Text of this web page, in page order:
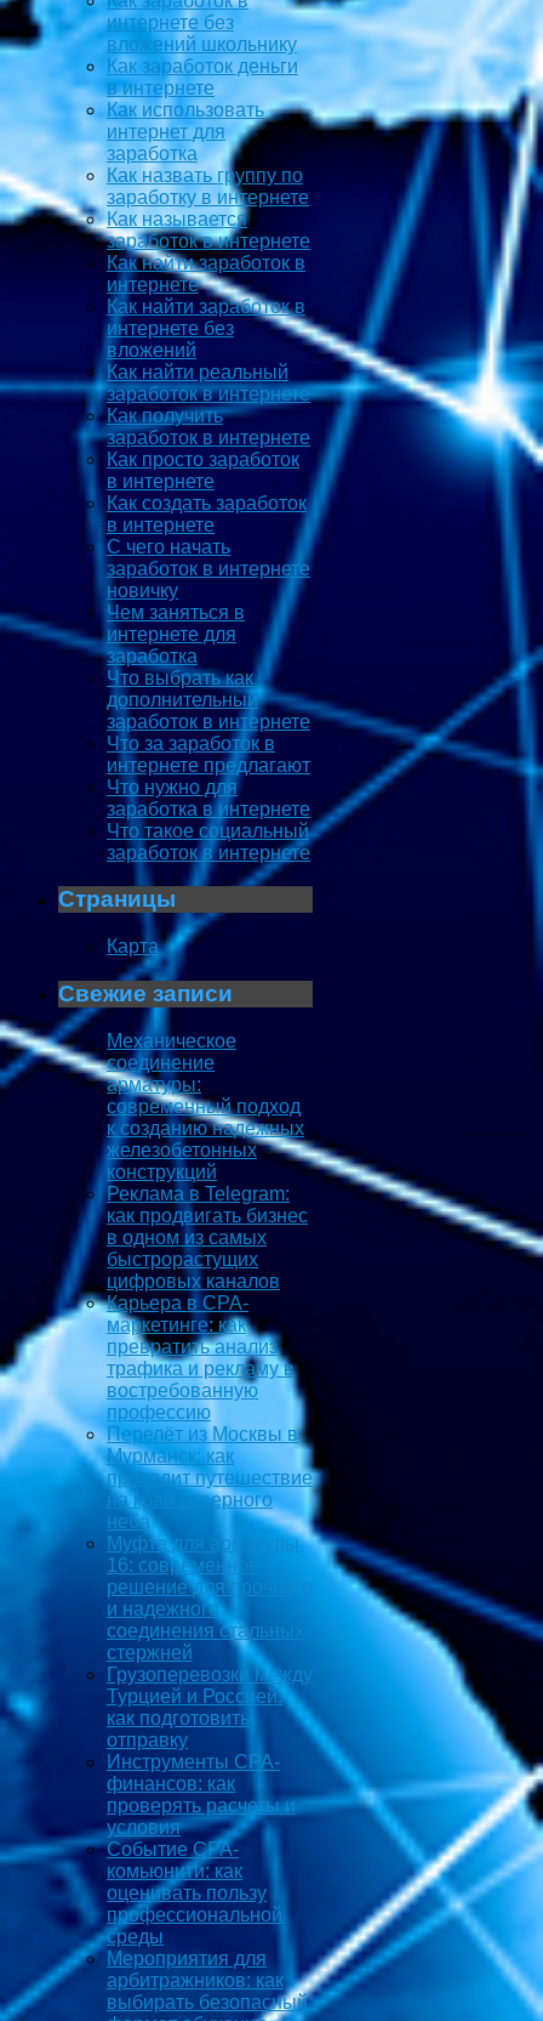
интернете без
вложений школьнику
Как заработок деньги
в интернете
Как использовать
интернет для
заработка
Как назвать группу по
заработку в интернете
Как называется
заработок в интернете
Как найти заработок в
интернете
Как найти заработок в
интернете без
вложений
Как найти реальный
заработок в интернете
Как получить
заработок в интернете
Как просто заработок
в интернете
Как создать заработок
в интернете
С чего начать
заработок в интернете
новичку
Чем заняться в
интернете для
заработка
Что выбрать как
дополнительный
заработок в интернете
Что за заработок в
интернете предлагают
Что нужно для
заработка в интернете
Что такое социальный
заработок в интернете
Страницы
Карта
Свежие записи
Механическое
соединение
арматуры:
современный подход
к созданию надежных
железобетонных
конструкций
Реклама в Telegram:
как продвигать бизнес
в одном из самых
быстрорастущих
цифровых каналов
Карьера в CPA-
маркетинге: как
превратить анализ
трафика и рекламу в
востребованную
профессию
Перелёт из Москвы в
Мурманск: как
проходит путешествие
на край северного
неба
Муфта для арматуры
16: современное
решение для прочного
и надежного
соединения стальных
стержней
Грузоперевозки между
Турцией и Россией:
как подготовить
отправку
Инструменты CPA-
финансов: как
проверять расчеты и
условия
Событие CPA-
комьюнити: как
оценивать пользу
профессиональной
среды
Мероприятия для
арбитражников: как
выбирать безопасный